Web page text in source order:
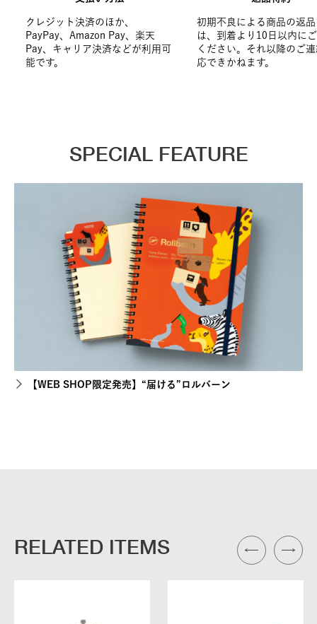
クレジット決済のほか、
PayPay、Amazon Pay、楽天
Pay、キャリア決済などが利用可
能です。
初期不良による商品の返
は、到着より10日以内に
ください。それ以降のご
応できかねます。
SPECIAL FEATURE
【WEB SHOP限定発売】“届ける”ロルバーン
RELATED ITEMS